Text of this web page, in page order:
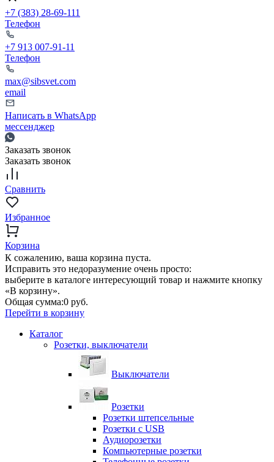
+7 (383) 28-69-111
Телефон
+7 913 007-91-11
Телефон
max@sibsvet.com
email
Написать в WhatsApp
мессенджер
Заказать звонок
Заказать звонок
Сравнить
Избранное
Корзина
К сожалению, ваша корзина пуста.
Исправить это недоразумение очень просто:
выберите в каталоге интересующий товар и нажмите кнопку
«В корзину».
Общая сумма:0 руб.
Перейти в корзину
Каталог
Розетки, выключатели
Выключатели
Розетки
Розетки штепсельные
Розетки с USB
Аудиорозетки
Компьютерные розетки